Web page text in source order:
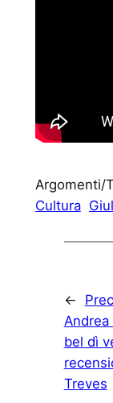
Argomenti/
Cultura
←
Andrea
bel dì
Treves